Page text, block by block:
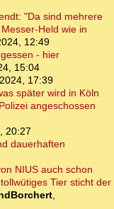
"Da sind mehrere
Held wie in
12:49
- hier
15:04
17:39
später wird in Köln
angeschossen
20:27
dauerhaften
NIUS auch schon
Tier sticht der
,